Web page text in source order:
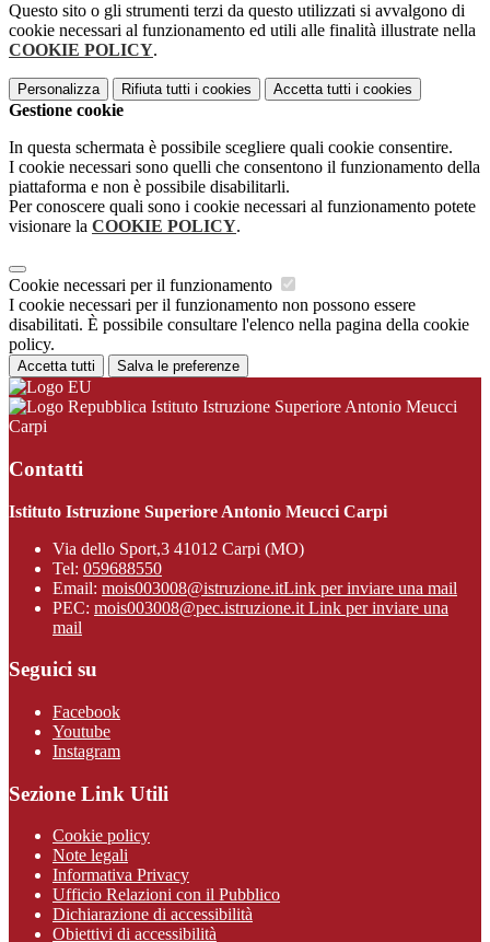
Questo sito o gli strumenti terzi da questo utilizzati si avvalgono di
cookie necessari al funzionamento ed utili alle finalità illustrate nella
COOKIE POLICY.
Personalizza Rifiuta tutti i cookies Accetta tutti i cookies
Gestione cookie
In questa schermata è possibile scegliere quali cookie consentire.
I cookie necessari sono quelli che consentono il funzionamento della
piattaforma e non è possibile disabilitarli.
Per conoscere quali sono i cookie necessari al funzionamento potete
visionare la COOKIE POLICY.
Cookie necessari per il funzionamento
I cookie necessari per il funzionamento non possono essere
disabilitati. È possibile consultare l'elenco nella pagina della cookie
policy.
Accetta tutti Salva le preferenze
Istituto Istruzione Superiore Antonio Meucci
Carpi
Contatti
Istituto Istruzione Superiore Antonio Meucci Carpi
Via dello Sport,3 41012 Carpi (MO)
Tel: 059688550
Email: mois003008@istruzione.itLink per inviare una mail
PEC: mois003008@pec.istruzione.it Link per inviare una
mail
Seguici su
Facebook
Youtube
Instagram
Sezione Link Utili
Cookie policy
Note legali
Informativa Privacy
Ufficio Relazioni con il Pubblico
Dichiarazione di accessibilità
Obiettivi di accessibilità